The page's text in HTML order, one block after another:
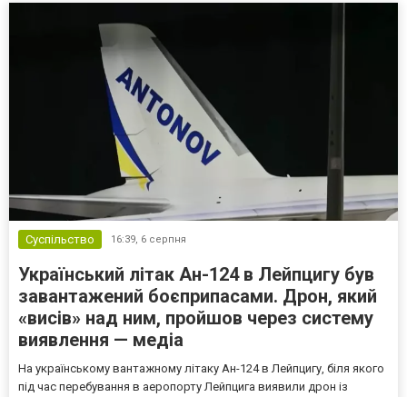
Суспільство 16:39, 6 серпня
Український літак Ан-124 в Лейпцигу був
завантажений боєприпасами. Дрон, який
«висів» над ним, пройшов через систему
виявлення — медіа
На українському вантажному літаку Ан-124 в Лейпцигу, біля якого
під час перебування в аеропорту Лейпцига виявили дрон із